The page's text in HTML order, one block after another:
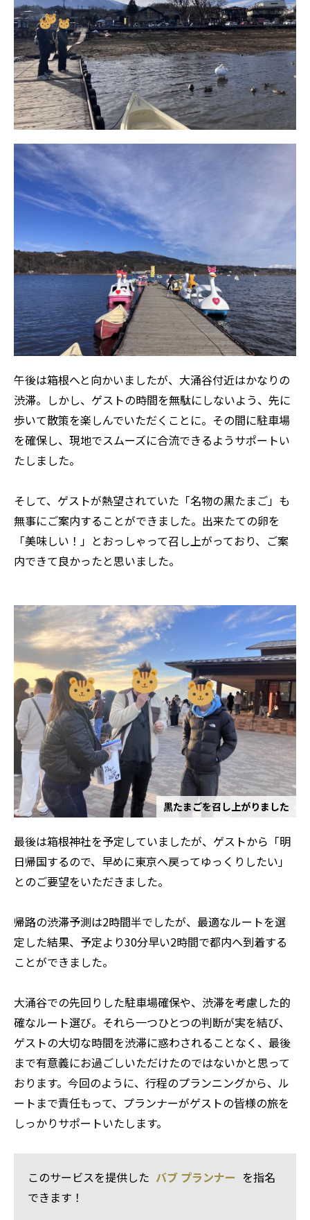
午後は箱根へと向かいましたが、大涌谷付近はかなりの
渋滞。しかし、ゲストの時間を無駄にしないよう、先に
歩いて散策を楽しんでいただくことに。その間に駐車場
を確保し、現地でスムーズに合流できるようサポートい
たしました。
そして、ゲストが熱望されていた「名物の黒たまご」も
無事にご案内することができました。出来たての卵を
「美味しい！」とおっしゃって召し上がっており、ご案
内できて良かったと思いました。
黒たまごを召し上がりました
最後は箱根神社を予定していましたが、ゲストから「明
日帰国するので、早めに東京へ戻ってゆっくりしたい」
とのご要望をいただきました。
帰路の渋滞予測は2時間半でしたが、最適なルートを選
定した結果、予定より30分早い2時間で都内へ到着する
ことができました。
大涌谷での先回りした駐車場確保や、渋滞を考慮した的
確なルート選び。それら一つひとつの判断が実を結び、
ゲストの大切な時間を渋滞に惑わされることなく、最後
まで有意義にお過ごしいただけたのではないかと思って
おります。今回のように、行程のプランニングから、ル
ートまで責任もって、プランナーがゲストの皆様の旅を
しっかりサポートいたします。
このサービスを提供した バブ プランナー を指名
できます！